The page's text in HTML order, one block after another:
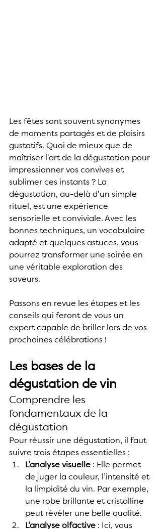
Les fêtes sont souvent synonymes
de moments partagés et de plaisirs
gustatifs. Quoi de mieux que de
maîtriser l'art de la dégustation pour
impressionner vos convives et
sublimer ces instants ? La
dégustation, au-delà d’un simple
rituel, est une expérience
sensorielle et conviviale. Avec les
bonnes techniques, un vocabulaire
adapté et quelques astuces, vous
pourrez transformer une soirée en
une véritable exploration des
saveurs.
Passons en revue les étapes et les
conseils qui feront de vous un
expert capable de briller lors de vos
prochaines célébrations !
Les bases de la
dégustation de vin
Comprendre les
fondamentaux de la
dégustation
Pour réussir une dégustation, il faut
suivre trois étapes essentielles :
L’analyse visuelle : Elle permet
de juger la couleur, l’intensité et
la limpidité du vin. Par exemple,
une robe brillante et cristalline
peut révéler une belle qualité.
L’analyse olfactive : Ici, vous